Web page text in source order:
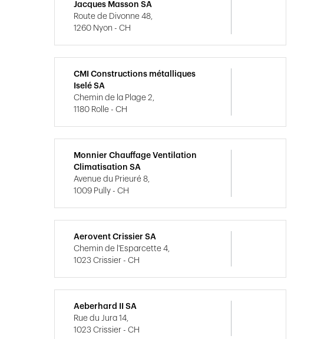
Jacques Masson SA
Route de Divonne 48,
1260 Nyon - CH
CMI Constructions métalliques
Iselé SA
Chemin de la Plage 2,
1180 Rolle - CH
Monnier Chauffage Ventilation
Climatisation SA
Avenue du Prieuré 8,
1009 Pully - CH
Aerovent Crissier SA
Chemin de l'Esparcette 4,
1023 Crissier - CH
Aeberhard II SA
Rue du Jura 14,
1023 Crissier - CH